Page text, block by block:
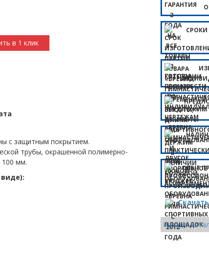
в 1 клик
с защитным покрытием.
трубы, окрашенной полимерно-
100 мм.
СРОКИ
ОПЫТ
Назад в